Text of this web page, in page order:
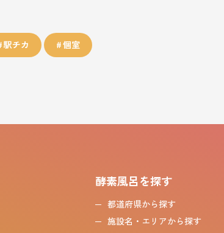
駅チカ 個室
酵素風呂を探す
都道府県から探す
施設名・エリアから探す